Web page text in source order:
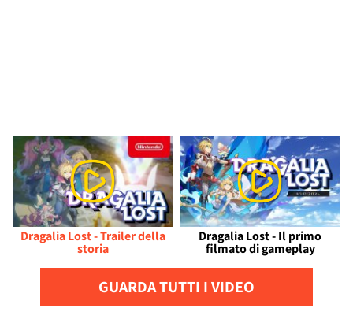
Dragalia Lost - Trailer della
storia
Dragalia Lost - Il primo
filmato di gameplay
GUARDA TUTTI I VIDEO